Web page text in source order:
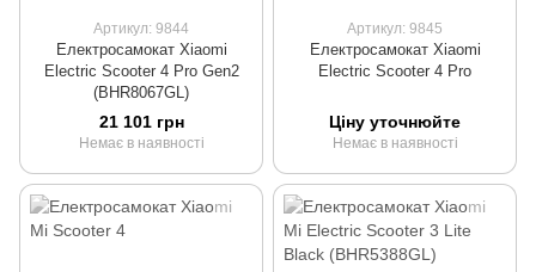
Артикул: 9844
Електросамокат Xiaomi
Electric Scooter 4 Pro Gen2
(BHR8067GL)
21 101 грн
Немає в наявності
Артикул: 9845
Електросамокат Xiaomi
Electric Scooter 4 Pro
Ціну уточнюйте
Немає в наявності